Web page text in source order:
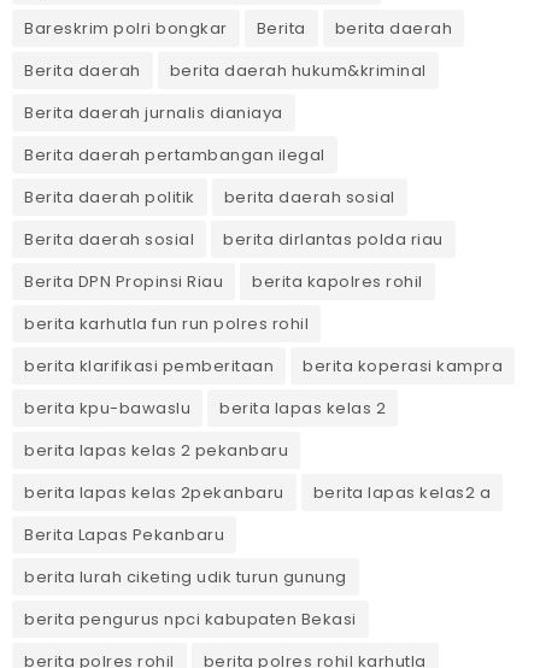
Bareskrim polri bongkar
Berita
berita daerah
Berita daerah
berita daerah hukum&kriminal
Berita daerah jurnalis dianiaya
Berita daerah pertambangan ilegal
Berita daerah politik
berita daerah sosial
Berita daerah sosial
berita dirlantas polda riau
Berita DPN Propinsi Riau
berita kapolres rohil
berita karhutla fun run polres rohil
berita klarifikasi pemberitaan
berita koperasi kampra
berita kpu-bawaslu
berita lapas kelas 2
berita lapas kelas 2 pekanbaru
berita lapas kelas 2pekanbaru
berita lapas kelas2 a
Berita Lapas Pekanbaru
berita lurah ciketing udik turun gunung
berita pengurus npci kabupaten Bekasi
berita polres rohil
berita polres rohil karhutla